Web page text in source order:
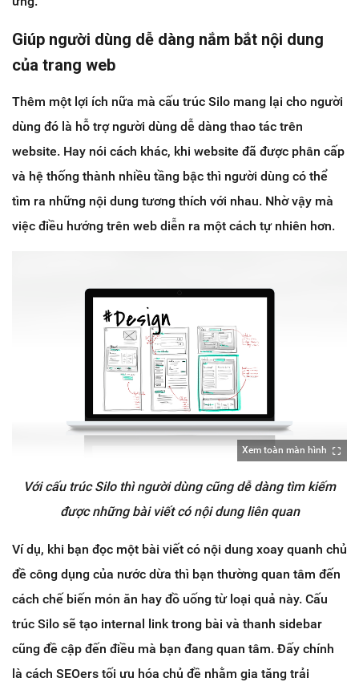
Giúp người dùng dễ dàng nắm bắt nội dung
của trang web
Thêm một lợi ích nữa mà cấu trúc Silo mang lại cho người
dùng đó là hỗ trợ người dùng dễ dàng thao tác trên
website. Hay nói cách khác, khi website đã được phân cấp
và hệ thống thành nhiều tầng bậc thì người dùng có thể
tìm ra những nội dung tương thích với nhau. Nhờ vậy mà
việc điều hướng trên web diễn ra một cách tự nhiên hơn.
Xem toàn màn hình
Với cấu trúc Silo thì người dùng cũng dễ dàng tìm kiếm
được những bài viết có nội dung liên quan
Ví dụ, khi bạn đọc một bài viết có nội dung xoay quanh chủ
đề công dụng của nước dừa thì bạn thường quan tâm đến
cách chế biến món ăn hay đồ uống từ loại quả này. Cấu
trúc Silo sẽ tạo internal link trong bài và thanh sidebar
cũng đề cập đến điều mà bạn đang quan tâm. Đấy chính
là cách SEOers tối ưu hóa chủ đề nhằm gia tăng trải